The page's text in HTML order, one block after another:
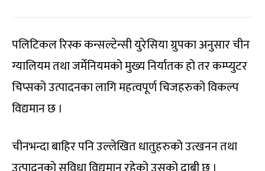
पलिटिकल रिस्क कन्सल्टेन्सी युरेसिया ग्रुपका अनुसार चीन
ग्यालियम तथा जर्मेनियमको मुख्य निर्यातक हो तर कम्प्युटर
चिप्सको उत्पादनका लागि महत्वपूर्ण चिजहरुको विकल्प
विद्यमान छ ।
चीनभन्दा बाहिर पनि उल्लेखित धातुहरुको उत्खनन तथा